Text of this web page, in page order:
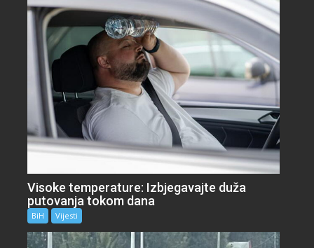
Visoke temperature: Izbjegavajte duža
putovanja tokom dana
BiH Vijesti